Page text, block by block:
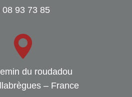
08 93 73 85
du roudadou
– France